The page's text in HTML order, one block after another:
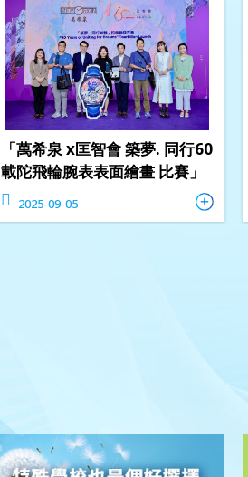
「萬希泉 x匡智會 築夢. 同行60
載陀飛輪腕表表面繪畫 比賽」
2025-09-05